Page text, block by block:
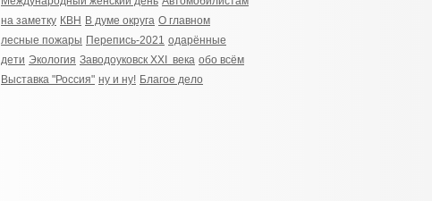
на заметку КВН В думе округа О главном
лесные пожары Перепись-2021 одарённые
дети Экология Заводоуковск XXI века обо всём
Выставка "Россия" ну и ну! Благое дело